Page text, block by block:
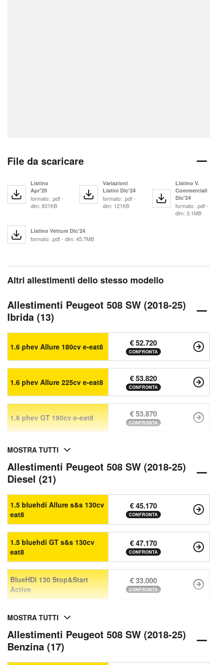
File da scaricare
Listino
Apr'20
formato: .pdf -
dim: 831KB
Variazioni
Listini Dic'24
formato: .pdf -
dim: 121KB
Listino V.
Commerciali
Dic'24
formato: .pdf -
dim: 3.1MB
Listino Vetture Dic'24
formato: .pdf - dim: 45.7MB
Altri allestimenti dello stesso modello
Allestimenti Peugeot 508 SW (2018-25)
Ibrida (13)
1.6 phev Allure 180cv e-eat8 € 52.720
CONFRONTA
1.6 phev Allure 225cv e-eat8 € 53.820
CONFRONTA
1.6 phev GT 180cv e-eat8 € 53.870
CONFRONTA
MOSTRA TUTTI
Allestimenti Peugeot 508 SW (2018-25)
Diesel (21)
1.5 bluehdi Allure s&s 130cv
eat8
€ 45.170
CONFRONTA
1.5 bluehdi GT s&s 130cv
eat8
€ 47.170
CONFRONTA
BlueHDi 130 Stop&Start
Active
€ 33.000
CONFRONTA
MOSTRA TUTTI
Allestimenti Peugeot 508 SW (2018-25)
Benzina (17)